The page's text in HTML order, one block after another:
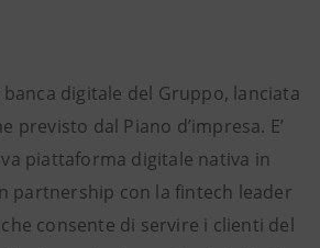
banca digitale del Gruppo, lanciata
previsto dal Piano d’impresa. E’
piattaforma digitale nativa in
partnership con la fintech leader
consente di servire i clienti del